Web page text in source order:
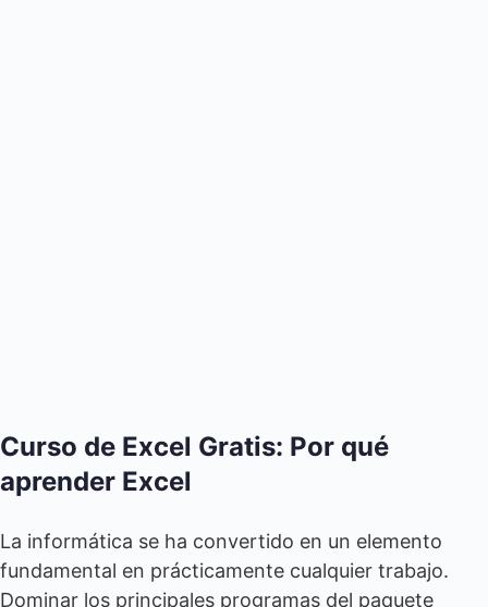
Curso de Excel Gratis: Por qué
aprender Excel
La informática se ha convertido en un elemento
fundamental en prácticamente cualquier trabajo.
Dominar los principales programas del paquete